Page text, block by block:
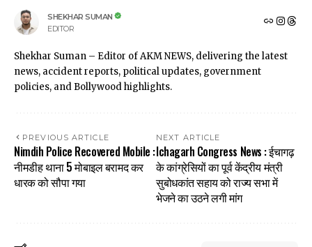
SHEKHAR SUMAN
EDITOR
Shekhar Suman – Editor of AKM NEWS, delivering the latest
news, accident reports, political updates, government
policies, and Bollywood highlights.
PREVIOUS ARTICLE
Nimdih Police Recovered Mobile :
नीमडीह थाना 5 मोबाइल बरामद कर
धारक को सौपा गया
NEXT ARTICLE
Ichagarh Congress News : ईचागढ़
के कांग्रेसियों का पूर्व केंद्रीय मंत्री
सुबोधकांत सहाय को राज्य सभा में
भेजने का उठने लगी मांग